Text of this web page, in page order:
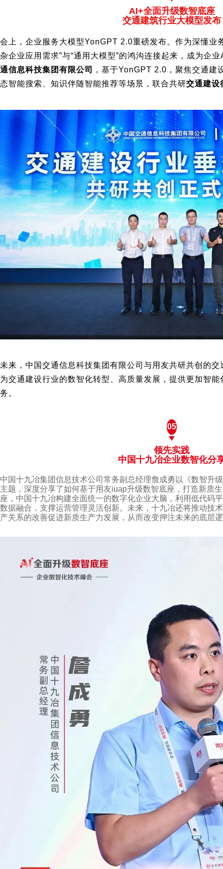
AI+全面升级数智底座
交通建筑行业大模型发布
会上，企业服务大模型YonGPT 2.0重磅发布。作为深懂业
杂企业应用需求”与“通用大模型”的鸿沟连接起来，成为企
通信息科技集团有限公司
，基于YonGPT 2.0，聚焦交通建
态智能搜索、知识伴随智能推荐等场景，联合共研交通建设
未来，中国交通信息科技集团有限公司与用友共研共创的
为交通建设行业的数智化转型、高质量发展，提供更加智
务。
05
领先实践
中国十九冶企业数智化分
中国十九冶集团信息技术公司常务副总经理詹成勇以《数智
主题，深度分享了如何基于用友iuap升级数智底座，打造新质
座，中国十九冶构建全面统一的数字化企业大脑，利用低代码
数据融合，支撑运营管理灵活创新。未来，十九冶还将推动技
产关系的改善促进新质生产力发展，从而改变押注未来的底层